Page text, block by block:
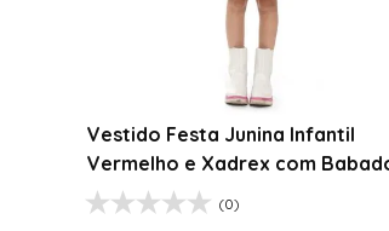
Roupa Festa Junina Bebê Menina
Fantasia Rosa Floral com Renda
R$ 189,99
R$ 99,99
1 R$ 99, 99